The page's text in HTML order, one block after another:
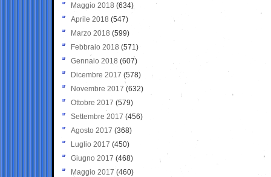
Maggio 2018 (634)
Aprile 2018 (547)
Marzo 2018 (599)
Febbraio 2018 (571)
Gennaio 2018 (607)
Dicembre 2017 (578)
Novembre 2017 (632)
Ottobre 2017 (579)
Settembre 2017 (456)
Agosto 2017 (368)
Luglio 2017 (450)
Giugno 2017 (468)
Maggio 2017 (460)